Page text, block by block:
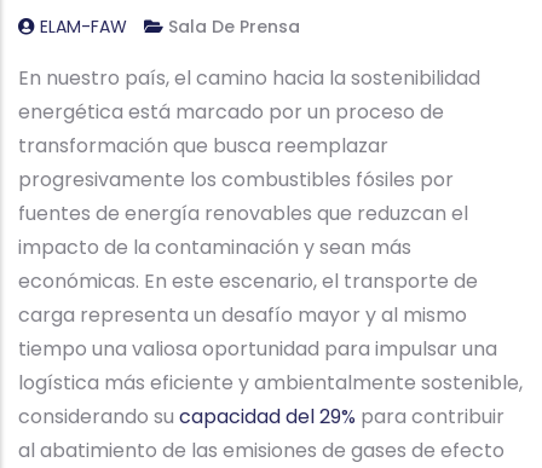
ELAM-FAW Sala De Prensa
En nuestro país, el camino hacia la sostenibilidad
energética está marcado por un proceso de
transformación que busca reemplazar
progresivamente los combustibles fósiles por
fuentes de energía renovables que reduzcan el
impacto de la contaminación y sean más
económicas. En este escenario, el transporte de
carga representa un desafío mayor y al mismo
tiempo una valiosa oportunidad para impulsar una
logística más eficiente y ambientalmente sostenible,
considerando su capacidad del 29% para contribuir
al abatimiento de las emisiones de gases de efecto